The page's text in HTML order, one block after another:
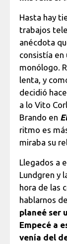
Hasta hay
trabajos
anécdota
consistía
monólogo.
lenta, y
decidió
a lo Vito
Brando en
ritmo es
miraba su
Llegados a
Lundgren y
hora de las
hablarnos
planeé ser
Empecé a
venía del